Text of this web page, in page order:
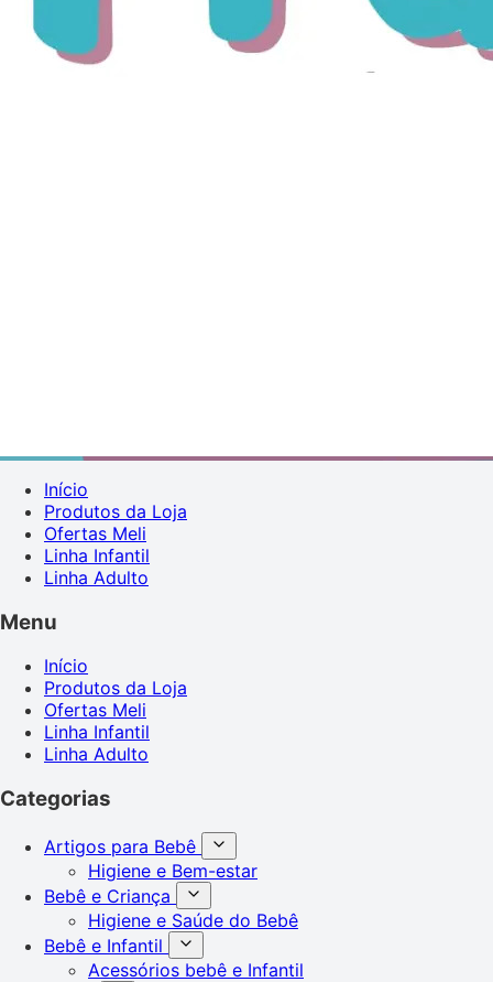
Início
Produtos da Loja
Ofertas Meli
Linha Infantil
Linha Adulto
Menu
Início
Produtos da Loja
Ofertas Meli
Linha Infantil
Linha Adulto
Categorias
Artigos para Bebê
Higiene e Bem-estar
Bebê e Criança
Higiene e Saúde do Bebê
Bebê e Infantil
Acessórios bebê e Infantil